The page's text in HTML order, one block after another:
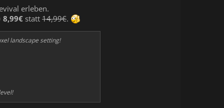
erleben.
8,99€ statt 14,99€.
landscape setting!